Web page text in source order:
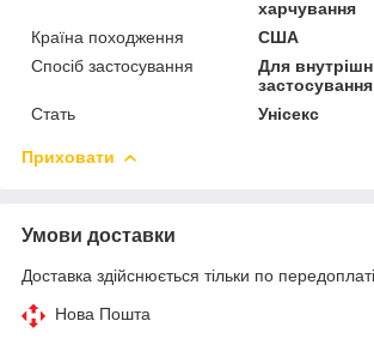
харчування
Країна походження
США
Спосіб застосування
Для
застосування
Стать
Унісекс
Приховати
Умови доставки
Доставка здійснюється тільки по передоплаті.
Нова Пошта